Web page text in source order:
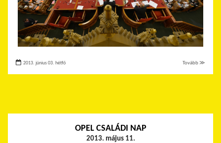
2013. június 03. hétfő Tovább ≫
OPEL CSALÁDI NAP
2013. május 11.